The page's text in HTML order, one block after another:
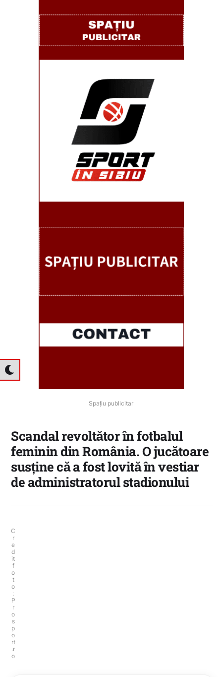
Spațiu publicitar
Scandal revoltător în fotbalul
feminin din România. O jucătoare
susține că a fost lovită în vestiar
de administratorul stadionului
C
r
e
d
it
f
o
t
o
:
P
r
o
s
p
o
rt
.r
o